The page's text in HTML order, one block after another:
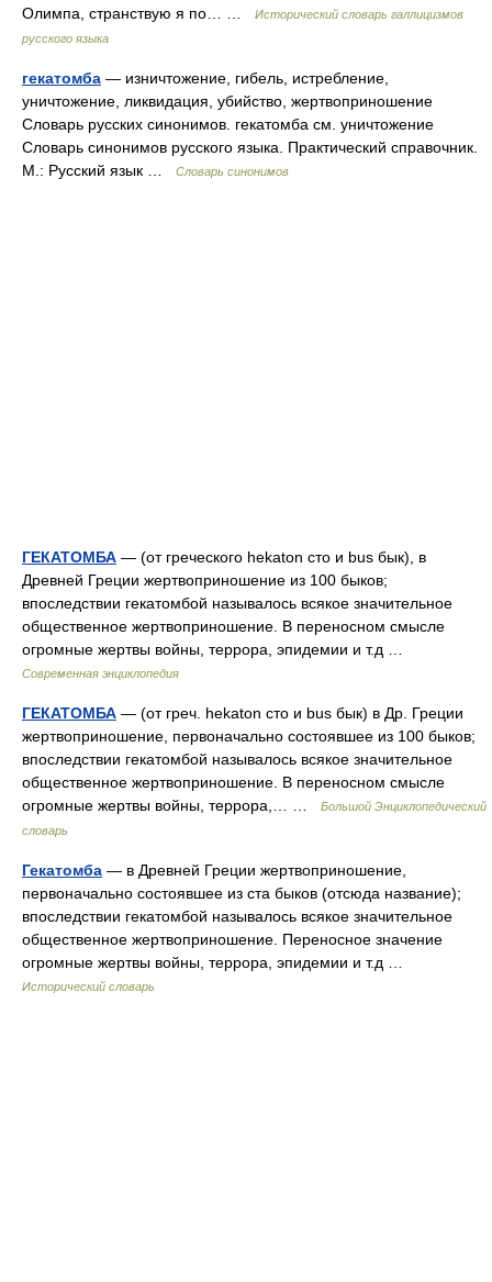
Олимпа, странствую я по… …
Исторический словарь галлицизмов
русского языка
гекатомба — изничтожение, гибель, истребление,
уничтожение, ликвидация, убийство, жертвоприношение
Словарь русских синонимов. гекатомба см. уничтожение
Словарь синонимов русского языка. Практический справочник.
М.: Русский язык …
Словарь синонимов
ГЕКАТОМБА — (от греческого hekaton сто и bus бык), в
Древней Греции жертвоприношение из 100 быков;
впоследствии гекатомбой называлось всякое значительное
общественное жертвоприношение. В переносном смысле
огромные жертвы войны, террора, эпидемии и т.д …
Современная энциклопедия
ГЕКАТОМБА — (от греч. hekaton сто и bus бык) в Др. Греции
жертвоприношение, первоначально состоявшее из 100 быков;
впоследствии гекатомбой называлось всякое значительное
общественное жертвоприношение. В переносном смысле
огромные жертвы войны, террора,… …
Большой Энциклопедический
словарь
Гекатомба — в Древней Греции жертвоприношение,
первоначально состоявшее из ста быков (отсюда название);
впоследствии гекатомбой называлось всякое значительное
общественное жертвоприношение. Переносное значение
огромные жертвы войны, террора, эпидемии и т.д …
Исторический словарь